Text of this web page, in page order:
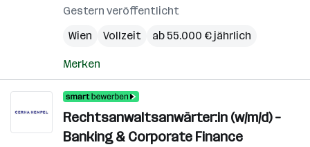
Gestern veröffentlicht
Wien
Vollzeit ab 55.000 € jährlich
Merken
Rechtsanwaltsanwärter:in (w/m/d) –
Banking & Corporate Finance